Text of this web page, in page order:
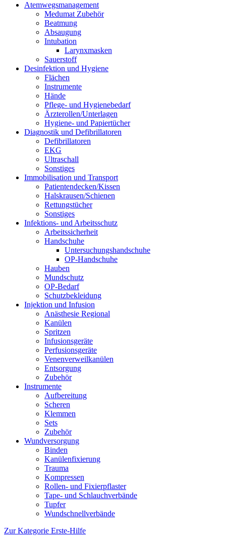
Atemwegsmanagement
Medumat Zubehör
Beatmung
Absaugung
Intubation
Larynxmasken
Sauerstoff
Desinfektion und Hygiene
Flächen
Instrumente
Hände
Pflege- und Hygienebedarf
Ärzterollen/Unterlagen
Hygiene- und Papiertücher
Diagnostik und Defibrillatoren
Defibrillatoren
EKG
Ultraschall
Sonstiges
Immobilisation und Transport
Patientendecken/Kissen
Halskrausen/Schienen
Rettungstücher
Sonstiges
Infektions- und Arbeitsschutz
Arbeitssicherheit
Handschuhe
Untersuchungshandschuhe
OP-Handschuhe
Hauben
Mundschutz
OP-Bedarf
Schutzbekleidung
Injektion und Infusion
Anästhesie Regional
Kanülen
Spritzen
Infusionsgeräte
Perfusionsgeräte
Venenverweilkanülen
Entsorgung
Zubehör
Instrumente
Aufbereitung
Scheren
Klemmen
Sets
Zubehör
Wundversorgung
Binden
Kanülenfixierung
Trauma
Kompressen
Rollen- und Fixierpflaster
Tape- und Schlauchverbände
Tupfer
Wundschnellverbände
Zur Kategorie Erste-Hilfe